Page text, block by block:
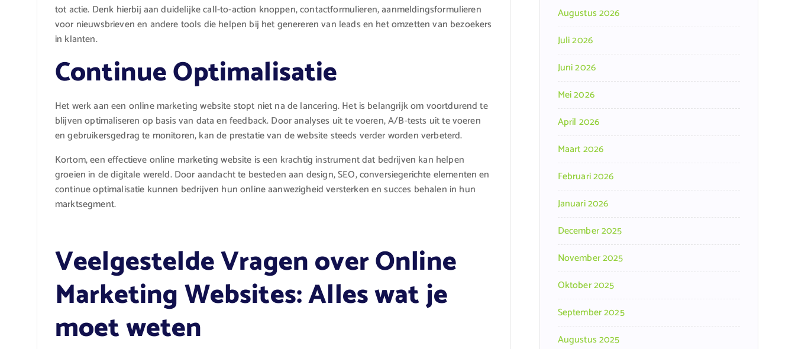
tot actie. Denk hierbij aan duidelijke call-to-action knoppen, contactformulieren, aanmeldingsformulieren
voor nieuwsbrieven en andere tools die helpen bij het genereren van leads en het omzetten van bezoekers
in klanten.
Continue Optimalisatie
Het werk aan een online marketing website stopt niet na de lancering. Het is belangrijk om voortdurend te
blijven optimaliseren op basis van data en feedback. Door analyses uit te voeren, A/B-tests uit te voeren
en gebruikersgedrag te monitoren, kan de prestatie van de website steeds verder worden verbeterd.
Kortom, een effectieve online marketing website is een krachtig instrument dat bedrijven kan helpen
groeien in de digitale wereld. Door aandacht te besteden aan design, SEO, conversiegerichte elementen en
continue optimalisatie kunnen bedrijven hun online aanwezigheid versterken en succes behalen in hun
marktsegment.
Veelgestelde Vragen over Online
Marketing Websites: Alles wat je
moet weten
Augustus 2026
Juli 2026
Juni 2026
Mei 2026
April 2026
Maart 2026
Februari 2026
Januari 2026
December 2025
November 2025
Oktober 2025
September 2025
Augustus 2025